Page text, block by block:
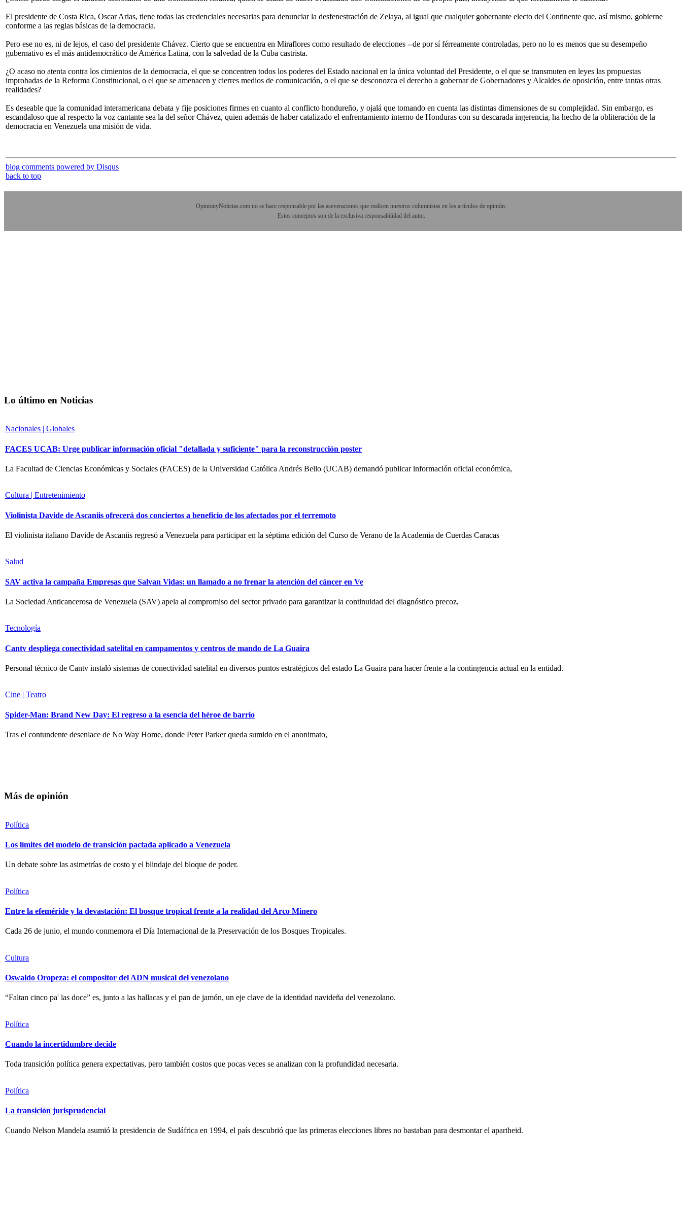
El presidente de Costa Rica, Oscar Arias, tiene todas las credenciales necesarias para denunciar la desfenestración de Zelaya, al igual que cualquier gobernante electo del Continente que, así mismo, gobierne
conforme a las reglas básicas de la democracia.
Pero ese no es, ni de lejos, el caso del presidente Chávez. Cierto que se encuentra en Miraflores como resultado de elecciones --de por sí férreamente controladas, pero no lo es menos que su desempeño
gubernativo es el más antidemocrático de América Latina, con la salvedad de la Cuba castrista.
¿O acaso no atenta contra los cimientos de la democracia, el que se concentren todos los poderes del Estado nacional en la única voluntad del Presidente, o el que se transmuten en leyes las propuestas
improbadas de la Reforma Constitucional, o el que se amenacen y cierres medios de comunicación, o el que se desconozca el derecho a gobernar de Gobernadores y Alcaldes de oposición, entre tantas otras
realidades?
Es deseable que la comunidad interamericana debata y fije posiciones firmes en cuanto al conflicto hondureño, y ojalá que tomando en cuenta las distintas dimensiones de su complejidad. Sin embargo, es
escandaloso que al respecto la voz cantante sea la del señor Chávez, quien además de haber catalizado el enfrentamiento interno de Honduras con su descarada ingerencia, ha hecho de la obliteración de la
democracia en Venezuela una misión de vida.
blog comments powered by Disqus
back to top
OpinionyNoticias.com no se hace responsable por las aseveraciones que realicen nuestros columnistas en los artículos de opinión.
Estos conceptos son de la exclusiva responsabilidad del autor.
Lo último en Noticias
Nacionales | Globales
FACES UCAB: Urge publicar información oficial "detallada y suficiente" para la reconstrucción poster
La Facultad de Ciencias Económicas y Sociales (FACES) de la Universidad Católica Andrés Bello (UCAB) demandó publicar información oficial económica,
Cultura | Entretenimiento
Violinista Davide de Ascaniis ofrecerá dos conciertos a beneficio de los afectados por el terremoto
El violinista italiano Davide de Ascaniis regresó a Venezuela para participar en la séptima edición del Curso de Verano de la Academia de Cuerdas Caracas
Salud
SAV activa la campaña Empresas que Salvan Vidas: un llamado a no frenar la atención del cáncer en Ve
La Sociedad Anticancerosa de Venezuela (SAV) apela al compromiso del sector privado para garantizar la continuidad del diagnóstico precoz,
Tecnología
Cantv despliega conectividad satelital en campamentos y centros de mando de La Guaira
Personal técnico de Cantv instaló sistemas de conectividad satelital en diversos puntos estratégicos del estado La Guaira para hacer frente a la contingencia actual en la entidad.
Cine | Teatro
Spider-Man: Brand New Day: El regreso a la esencia del héroe de barrio
Tras el contundente desenlace de No Way Home, donde Peter Parker queda sumido en el anonimato,
Más de opinión
Política
Los límites del modelo de transición pactada aplicado a Venezuela
Un debate sobre las asimetrías de costo y el blindaje del bloque de poder.
Política
Entre la efeméride y la devastación: El bosque tropical frente a la realidad del Arco Minero
Cada 26 de junio, el mundo conmemora el Día Internacional de la Preservación de los Bosques Tropicales.
Cultura
Oswaldo Oropeza: el compositor del ADN musical del venezolano
“Faltan cinco pa' las doce” es, junto a las hallacas y el pan de jamón, un eje clave de la identidad navideña del venezolano.
Política
Cuando la incertidumbre decide
Toda transición política genera expectativas, pero también costos que pocas veces se analizan con la profundidad necesaria.
Política
La transición jurisprudencial
Cuando Nelson Mandela asumió la presidencia de Sudáfrica en 1994, el país descubrió que las primeras elecciones libres no bastaban para desmontar el apartheid.